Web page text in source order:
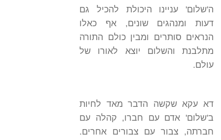
ה'שלום' עניינו היכולת להכיל גם
דעות ומנהגים שונים, אף כאלו
הנראים סותרים ומבין כולם התורה
מתלבנת והשלום יוצא לאורו של
עולם.
דא עקא שקשה הדבר מאד לחיות
ב'שלום' אדם עם חברו, קהלה עם
חברתה, צבור עם צבורים אחרים.